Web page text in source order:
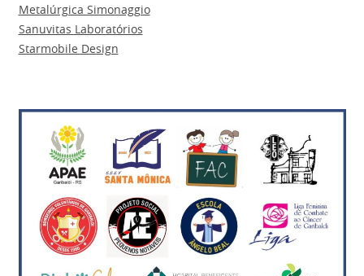
Metalúrgica Simonaggio
Sanuvitas Laboratórios
Starmobile Design